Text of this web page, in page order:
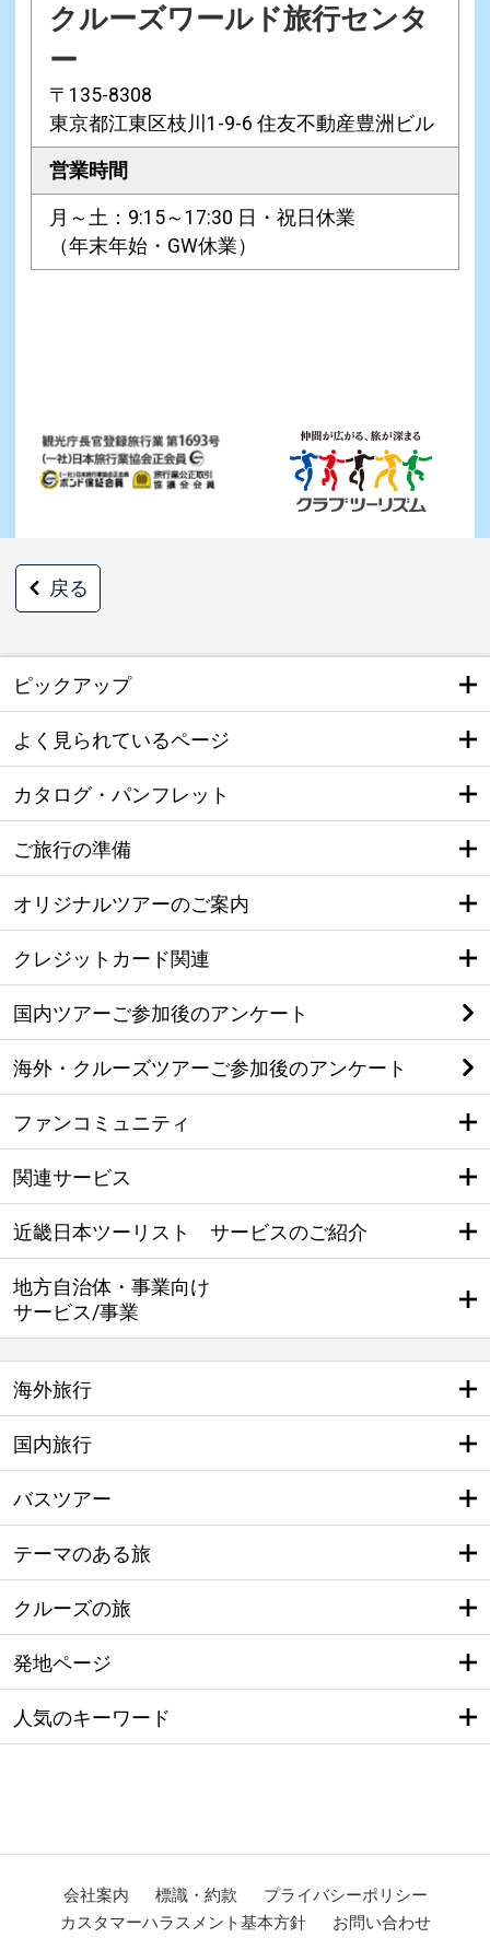
クルーズワールド旅行センタ
ー
〒135-8308
東京都江東区枝川1-9-6 住友不動産豊洲ビル
営業時間
月～土：9:15～17:30 日・祝日休業
（年末年始・GW休業）
戻る
ピックアップ
よく見られているページ
カタログ・パンフレット
ご旅行の準備
オリジナルツアーのご案内
クレジットカード関連
国内ツアーご参加後のアンケート
海外・クルーズツアーご参加後のアンケート
ファンコミュニティ
関連サービス
近畿日本ツーリスト サービスのご紹介
地方自治体・事業向け
サービス/事業
海外旅行
国内旅行
バスツアー
テーマのある旅
クルーズの旅
発地ページ
人気のキーワード
会社案内 標識・約款
プライバシーポリシー
カスタマーハラスメント基本方針
お問い合わせ